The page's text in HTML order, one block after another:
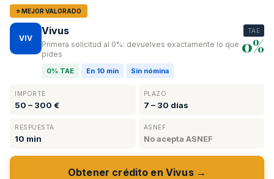
⭐ MEJOR VALORADO
VIV
Vivus
Primera solicitud al 0%: devuelves exactamente lo que
pides
0% TAE En 10 min Sin nómina
TAE
0%
IMPORTE
50 – 300 €
PLAZO
7 – 30 días
RESPUESTA
10 min
ASNEF
No acepta ASNEF
Obtener crédito en Vivus →